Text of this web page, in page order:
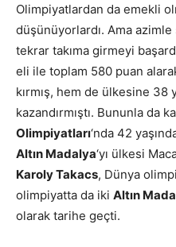
Olimpiyatlardan da emekli
düşünüyorlardı. Ama
tekrar takıma girmeyi
eli ile toplam 580 puan
kırmış, hem de ülkesine 38
kazandırmıştı. Bununla da
Olimpiyatları‘nda 42
Altın Madalya‘yı ülkesi
Karoly Takacs, Dünya
olimpiyatta da iki Altın
olarak tarihe geçti.